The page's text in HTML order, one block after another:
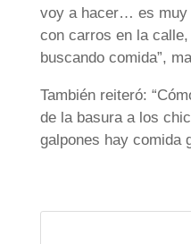
voy a hacer… es muy
con carros en la
buscando comida”,
También reiteró:
de la basura a los
galpones hay comida